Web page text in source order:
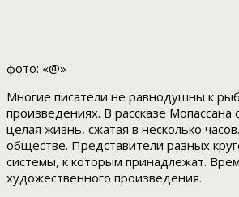
фото: «@»
Многие писатели не равнодушны к
произведениях. В рассказе
целая жизнь, сжатая в несколько
обществе. Представители разных
системы, к которым принадлежат.
художественного произведения.